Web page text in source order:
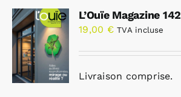
L’Ouïe Magazine 142
19,00 € TVA incluse
Livraison comprise.